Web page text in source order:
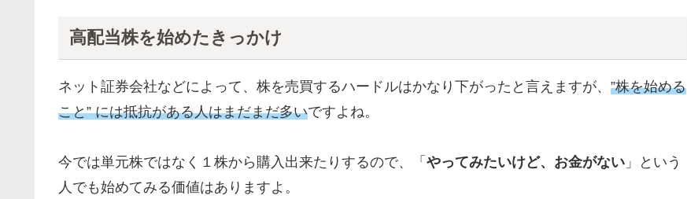
高配当株を始めたきっかけ
ネット証券会社などによって、株を売買するハードルはかなり下がったと言えますが、 ”株を始める
こと” には抵抗がある人はまだまだ多いですよね。
今では単元株ではなく１株から購入出来たりするので、「 やってみたいけど、お金がない 」という
人でも始めてみる価値はありますよ。